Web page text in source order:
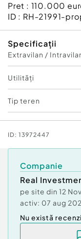
Pret : 110.000
ID : RH-21991-
Specificații
Extravilan /
Utilități
Tip teren
ID: 13972447
Companie
Real
pe site din 12 Nov
activ: 07 aug
Nu există